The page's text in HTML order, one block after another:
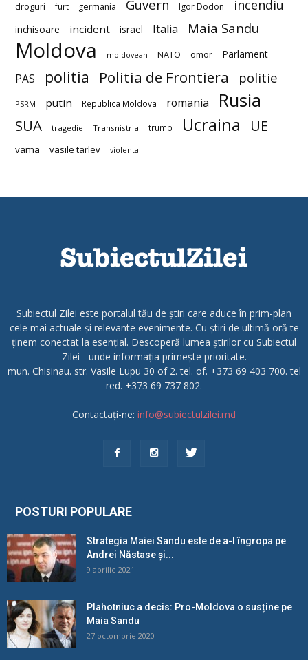
droguri furt germania Guvern Igor Dodon incendiu
inchisoare incident israel Italia Maia Sandu
Moldova moldovean NATO omor Parlament
PAS politia Politia de Frontiera politie
PSRM putin Republica Moldova romania Rusia
SUA tragedie Transnistria trump Ucraina UE
vama vasile tarlev violenta
Subiectul Zilei este portalul tău de știri care aduce în prim-plan
cele mai actuale și relevante evenimente. Cu știri de ultimă oră te
ținem conectat la esențial. Descoperă lumea știrilor cu Subiectul
Zilei - unde informația primește prioritate.
mun. Chisinau. str. Vasile Lupu 30 of 2. tel. of. +373 69 403 700. tel
red. +373 69 737 802.
Contactați-ne: info@subiectulzilei.md
POSTURI POPULARE
Strategia Maiei Sandu este de a-l îngropa pe
Andrei Năstase și...
9 aprilie 2021
Plahotniuc a decis: Pro-Moldova o susține pe
Maia Sandu
27 octombrie 2020